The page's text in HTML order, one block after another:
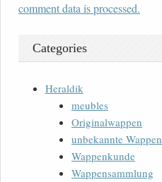
comment data is processed.
Categories
Heraldik
meubles
Originalwappen
unbekannte Wappen
Wappenkunde
Wappensammlung